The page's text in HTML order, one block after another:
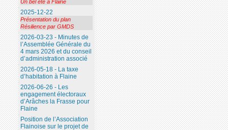
Un bel été à Flaine
2025-12-22
Présentation du plan
Résilience par GMDS
2026-03-23 - Minutes de
l’Assemblée Générale du
4 mars 2026 et du conseil
d’administration associé
2026-05-18 - La taxe
d’habitation à Flaine
2026-06-26 - Les
engagement électoraux
d’Arâches la Frasse pour
Flaine
Position de l’Association
Flainoise sur le projet de